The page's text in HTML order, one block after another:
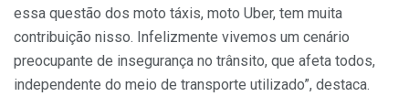
essa questão dos moto táxis, moto Uber, tem muita
contribuição nisso. Infelizmente vivemos um cenário
preocupante de insegurança no trânsito, que afeta todos,
independente do meio de transporte utilizado”, destaca.